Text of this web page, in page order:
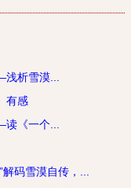
析雪漠...
有感
《一个...
码雪漠自传，...